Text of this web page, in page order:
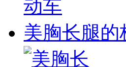
美胸长腿的